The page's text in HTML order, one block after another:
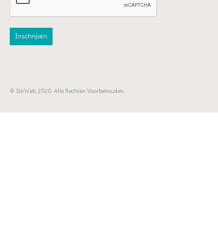
© SitiWeb, 2020. Alle Rechten Voorbehouden.